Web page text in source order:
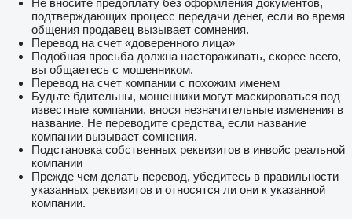
Не вносите предоплату без оформления документов,
подтверждающих процесс передачи денег, если во время
общения продавец вызывает сомнения.
Перевод на счет «доверенного лица»
Подобная просьба должна настораживать, скорее всего,
вы общаетесь с мошенником.
Перевод на счет компании с похожим именем
Будьте бдительны, мошенники могут маскироваться под
известные компании, внося незначительные изменения в
название. Не переводите средства, если название
компании вызывает сомнения.
Подстановка собственных реквизитов в инвойс реальной
компании
Прежде чем делать перевод, убедитесь в правильности
указанных реквизитов и относятся ли они к указанной
компании.